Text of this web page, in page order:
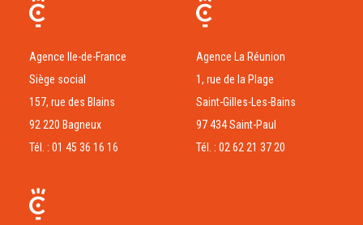
Agence Ile-de-France
Siège social
157, rue des Blains
92 220 Bagneux
Tél. : 01 45 36 16 16
Agence La Réunion
1, rue de la Plage
Saint-Gilles-Les-Bains
97 434 Saint-Paul
Tél. : 02 62 21 37 20